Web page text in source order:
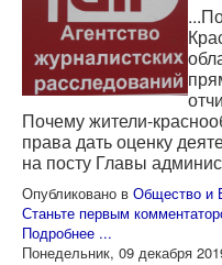
Почему жители-
права дать оценку
на посту Главы
Опубликовано в Общество и
Станьте первым
Подробнее ...
Понедельник, 09 декабря